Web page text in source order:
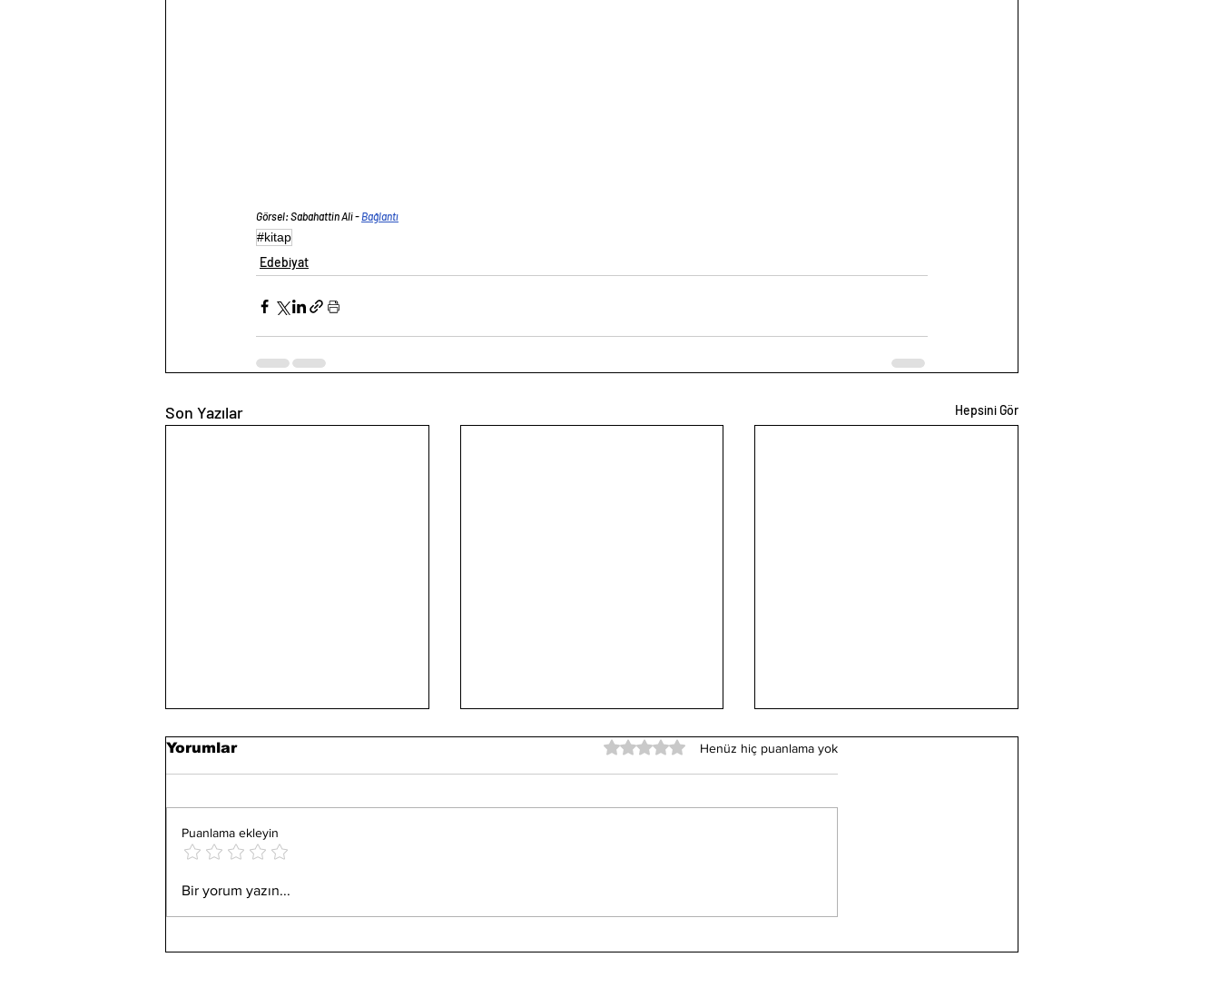
Görsel: Sabahattin Ali - Bağlantı
#kitap
Edebiyat
Son Yazılar Hepsini Gör
Ord. Prof. Dr. Ali Fuad
Yorumlar 5 üzerinden 0 yıldızHenüz hiç puanlama yok
Puanlama ekleyin
Bir yorum yazın...